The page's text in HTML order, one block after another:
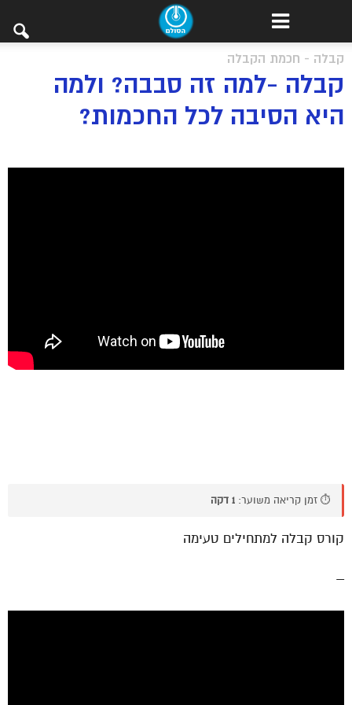
קבלה - חכמת הקבלה
קבלה -למה זה סבבה? ולמה
היא הסיבה לכל החכמות?
⏱️ זמן קריאה משוער: 1 דקה
קורס קבלה למתחילים טעימה
–